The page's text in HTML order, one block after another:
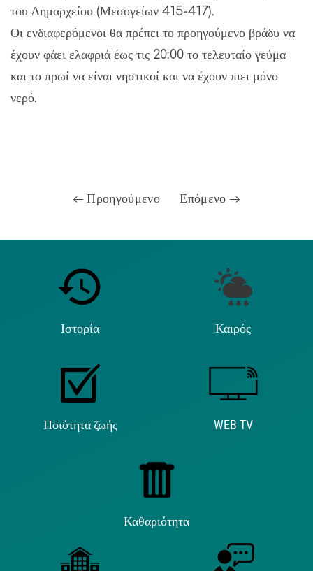
του Δημαρχείου (Μεσογείων 415-417).
Οι ενδιαφερόμενοι θα πρέπει το προηγούμενο βράδυ να
έχουν φάει ελαφριά έως τις 20:00 το τελευταίο γεύμα
και το πρωί να είναι νηστικοί και να έχουν πιει μόνο
νερό.
Προηγούμενο Επόμενο
Ιστορία Καιρός
Ποιότητα ζωής WEB TV
Καθαριότητα